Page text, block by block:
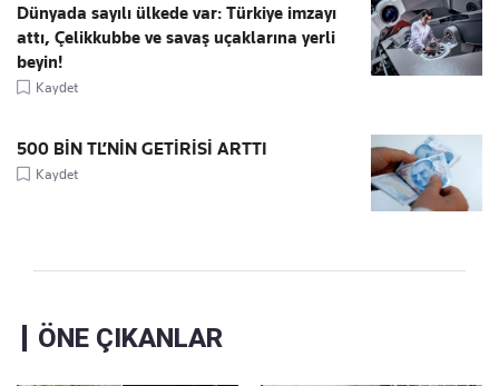
Dünyada sayılı ülkede var: Türkiye imzayı
attı, Çelikkubbe ve savaş uçaklarına yerli
beyin!
Kaydet
500 BİN TL’NİN GETİRİSİ ARTTI
Kaydet
ÖNE ÇIKANLAR